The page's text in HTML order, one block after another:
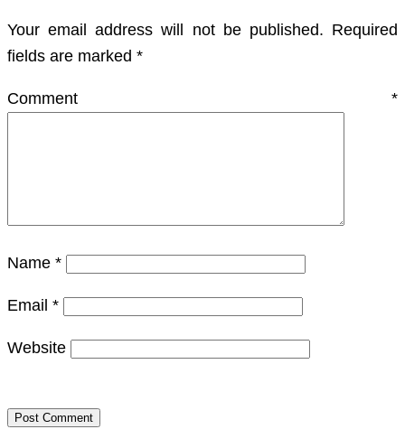
Your email address will not be published. Required
fields are marked *
Comment *
Name *
Email *
Website